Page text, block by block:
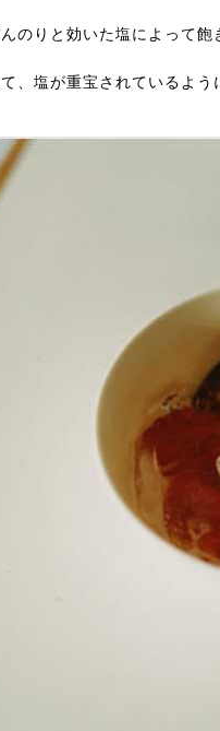
のりと効いた塩によって
、塩が重宝されているよう